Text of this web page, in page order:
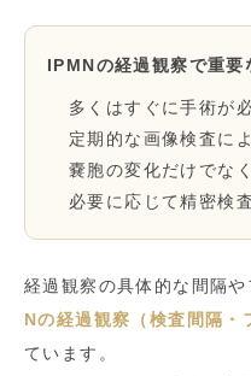
IPMNの経過観察で重要
多くはすぐに手術が
定期的な画像検査に
嚢胞の変化だけでな
必要に応じて精密検
経過観察の具体的な間隔
Nの経過観察（検査間隔・
ています。